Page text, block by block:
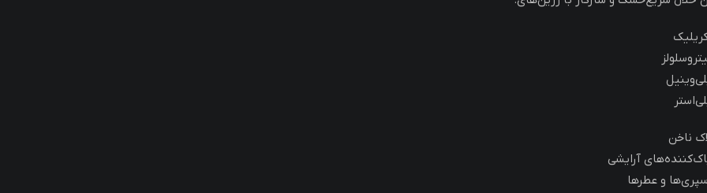
ناخن
آرایشی
و عطرها